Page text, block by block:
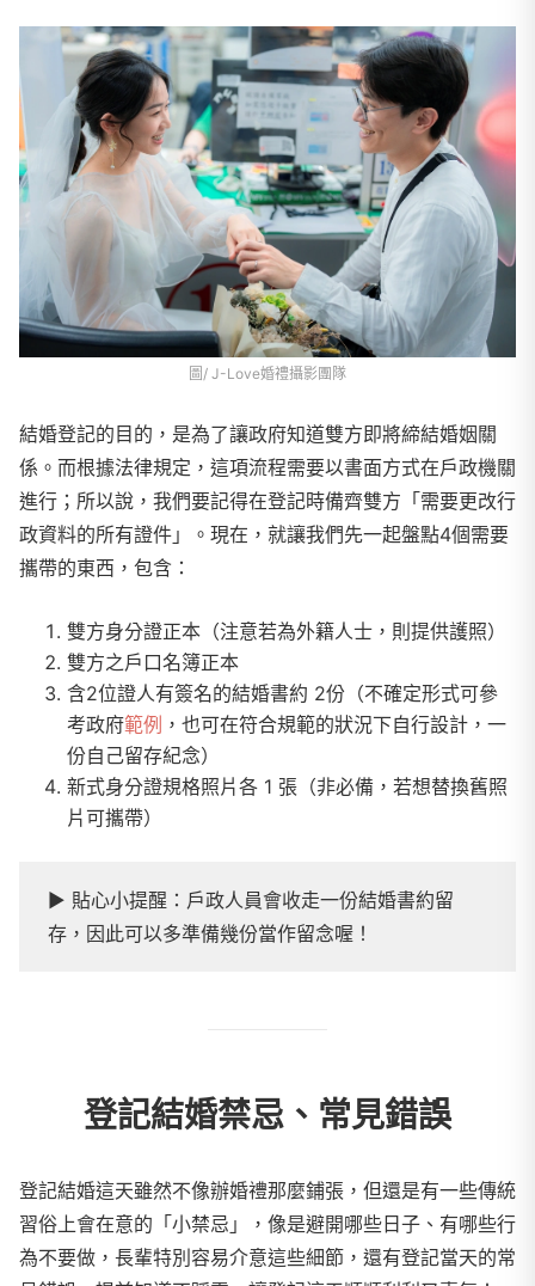
圖/ J-Love婚禮攝影團隊
結婚登記的目的，是為了讓政府知道雙方即將締結婚姻關
係。而根據法律規定，這項流程需要以書面方式在戶政機關
進行；所以說，我們要記得在登記時備齊雙方「需要更改行
政資料的所有證件」。現在，就讓我們先一起盤點4個需要
攜帶的東西，包含：
雙方身分證正本（注意若為外籍人士，則提供護照）
雙方之戶口名簿正本
含2位證人有簽名的結婚書約 2份（不確定形式可參
考政府範例 ，也可在符合規範的狀況下自行設計，一
份自己留存紀念）
新式身分證規格照片各 1 張（非必備，若想替換舊照
片可攜帶）
▶︎ 貼心小提醒：戶政人員會收走一份結婚書約留
存，因此可以多準備幾份當作留念喔！
登記結婚禁忌、常見錯誤
登記結婚這天雖然不像辦婚禮那麼鋪張，但還是有一些傳統
習俗上會在意的「小禁忌」，像是避開哪些日子、有哪些行
為不要做，長輩特別容易介意這些細節，還有登記當天的常